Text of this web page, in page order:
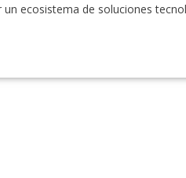
ecosistema de soluciones